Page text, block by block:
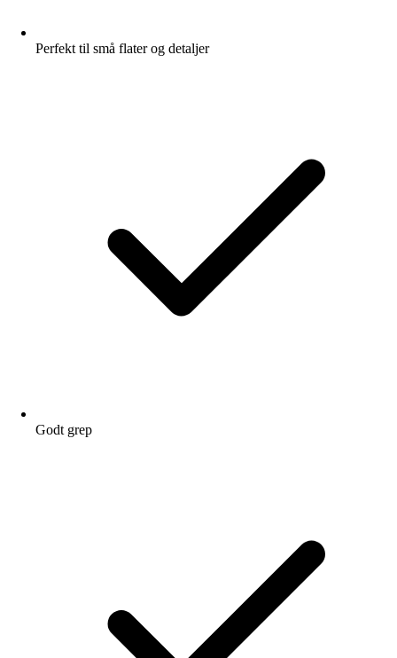
Perfekt til små flater og detaljer
Godt grep